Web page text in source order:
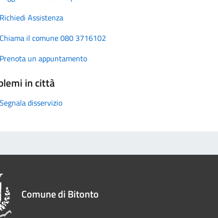
Richiedi Assistenza
Chiama il comune 080 3716102
Prenota un appuntamento
in città
Segnala disservizio
Comune di Bitonto